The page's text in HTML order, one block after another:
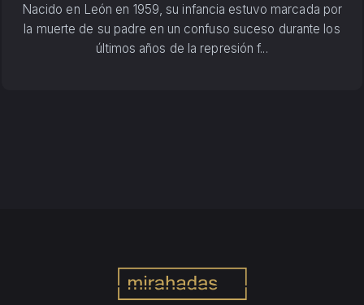
Nacido en León en 1959, su infancia estuvo marcada por
la muerte de su padre en un confuso suceso durante los
últimos años de la represión f...